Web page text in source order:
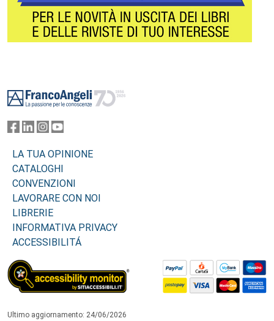
LA TUA OPINIONE
CATALOGHI
CONVENZIONI
LAVORARE CON NOI
LIBRERIE
INFORMATIVA PRIVACY
ACCESSIBILITÁ
Ultimo aggiornamento: 24/06/2026